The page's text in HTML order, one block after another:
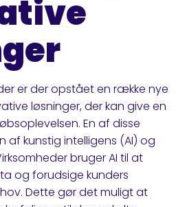
er der opstået en række nye
løsninger, der kan give en
En af disse
af kunstig intelligens (AI) og
bruger AI til at
og forudsige kunders
Dette gør det muligt at